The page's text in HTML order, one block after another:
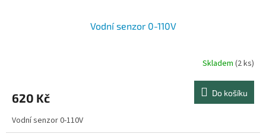
Vodní senzor 0-110V
Skladem (2 ks)
620 Kč Do košíku
Vodní senzor 0-110V